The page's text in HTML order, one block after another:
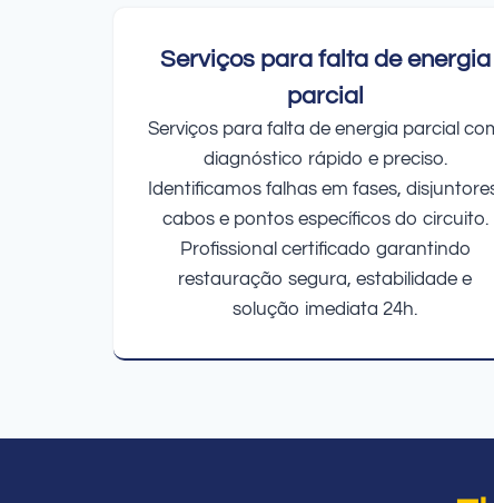
Serviços para falta de energia
parcial
Serviços para falta de energia parcial
diagnóstico rápido e preciso.
Identificamos falhas em fases,
cabos e pontos específicos do circuito.
Profissional certificado garantindo
restauração segura, estabilidade e
solução imediata 24h.